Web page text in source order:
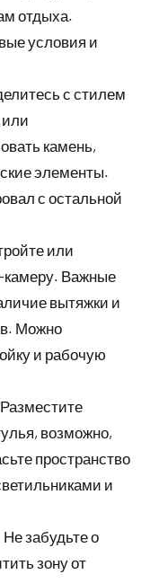
отдыха.
условия и
с стилем
камень,
элементы.
с остальной
или
камеру. Важные
вытяжки и
Можно
и рабочую
возможно,
пространство
и
Не забудьте о
зону от